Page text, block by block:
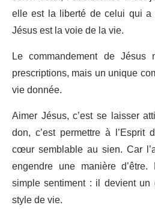
elle est la liberté de celui qui
Jésus est la voie de la vie.
Le commandement de
prescriptions, mais un unique
vie donnée.
Aimer Jésus, c’est se laisser
don, c’est permettre à
cœur semblable au sien. Car
engendre une manière
simple sentiment : il devient
style de vie.